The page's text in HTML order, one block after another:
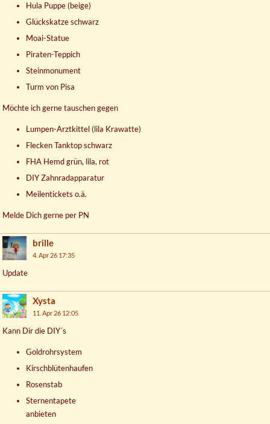
Hula Puppe (beige)
Glückskatze schwarz
Moai-Statue
Piraten-Teppich
Steinmonument
Turm von Pisa
Möchte ich gerne tauschen gegen
Lumpen-Arztkittel (lila Krawatte)
Flecken Tanktop schwarz
FHA Hemd grün, lila, rot
DIY Zahnradapparatur
Meilentickets o.ä.
Melde Dich gerne per PN
brille
4. Apr 26 17:35
Update
Xysta
11. Apr 26 12:05
Kann Dir die DIY´s
Goldrohrsystem
Kirschblütenhaufen
Rosenstab
Sternentapete
anbieten